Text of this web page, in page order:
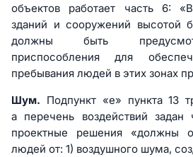
объектов работает часть 6:
зданий и сооружений высотой
должны быть
приспособления для
пребывания людей в этих зонах
Шум. Подпункт «е» пункта 13
а перечень воздействий задан
проектные решения «должны
людей от: 1) воздушного шума,